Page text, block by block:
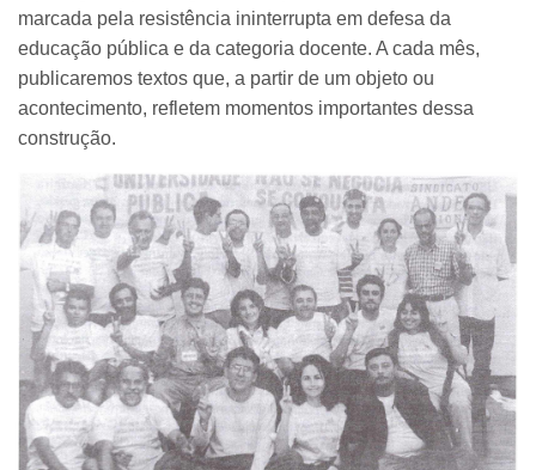
marcada pela resistência ininterrupta em defesa da
educação pública e da categoria docente. A cada mês,
publicaremos textos que, a partir de um objeto ou
acontecimento, refletem momentos importantes dessa
construção.